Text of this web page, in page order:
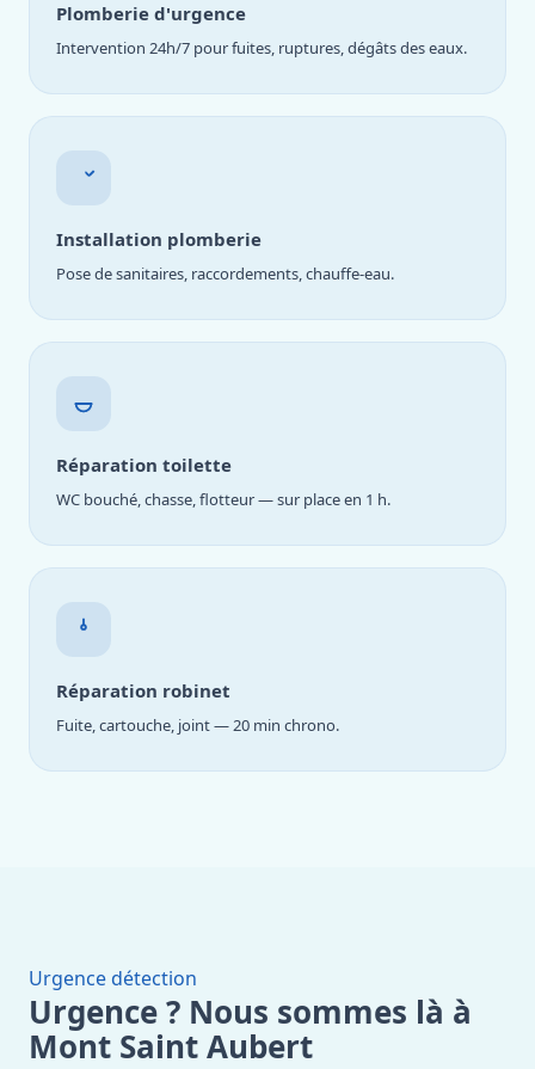
Plomberie d'urgence
Intervention 24h/7 pour fuites, ruptures, dégâts des eaux.
Installation plomberie
Pose de sanitaires, raccordements, chauffe-eau.
Réparation toilette
WC bouché, chasse, flotteur — sur place en 1 h.
Réparation robinet
Fuite, cartouche, joint — 20 min chrono.
Urgence détection
Urgence ? Nous sommes là à
Mont Saint Aubert